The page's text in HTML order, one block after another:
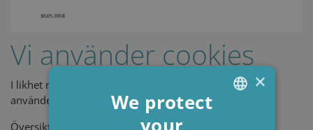
Vi använder cookies
I likhet med de flesta webbplatser och onlinebutiker
använder även vi cookies.
Översikt över innehållet på denna sida:
×
We protect
your